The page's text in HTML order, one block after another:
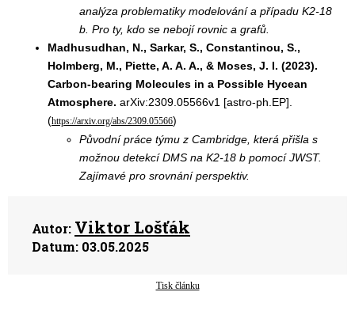
analýza problematiky modelování a případu K2-18
b. Pro ty, kdo se nebojí rovnic a grafů.
Madhusudhan, N., Sarkar, S., Constantinou, S.,
Holmberg, M., Piette, A. A. A., & Moses, J. I. (2023).
Carbon-bearing Molecules in a Possible Hycean
Atmosphere. arXiv:2309.05566v1 [astro-ph.EP].
(https://arxiv.org/abs/2309.05566)
Původní práce týmu z Cambridge, která přišla s
možnou detekcí DMS na K2-18 b pomocí JWST.
Zajímavé pro srovnání perspektiv.
Autor: Viktor Lošťák
Datum: 03.05.2025
Tisk článku